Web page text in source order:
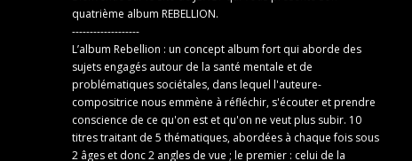
quatrième album REBELLION.
-------------------
L’album Rebellion : un concept album fort qui aborde des
sujets engagés autour de la santé mentale et de
problématiques sociétales, dans lequel l'auteure-
compositrice nous emmène à réfléchir, s'écouter et prendre
conscience de ce qu'on est et qu'on ne veut plus subir. 10
titres traitant de 5 thématiques, abordées à chaque fois sous
2 âges et donc 2 angles de vue ; le premier : celui de la